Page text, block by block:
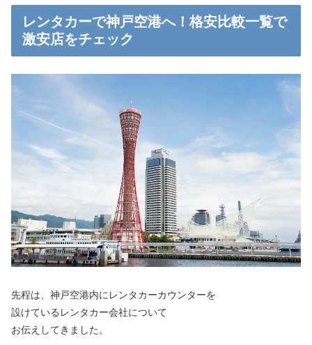
レンタカーで神戸空港へ！格安比較一覧で
激安店をチェック
先程は、神戸空港内にレンタカーカウンターを
設けているレンタカー会社について
お伝えしてきました。